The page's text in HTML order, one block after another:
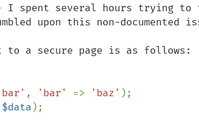
I spent several hours trying to
upon this non-documented
to a secure page is as follows:
, 'bar' => 'baz'
$data );